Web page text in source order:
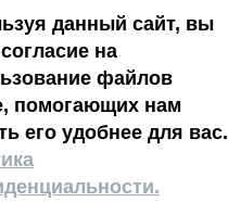
41-83
в отношении обработки
персональных данных
публичная оферта
данный сайт, вы
на
файлов
помогающих нам
его удобнее для вас.